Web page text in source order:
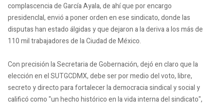
complascencia de García Ayala, de ahí que por encargo
presidencIal, envió a poner orden en ese sindicato, donde las
disputas han estado álgidas y que dejaron a la deriva a los más de
110 mil trabajadores de la Ciudad de México.
Con precisión la Secretaria de Gobernación, dejó en claro que la
elección en el SUTGCDMX, debe ser por medio del voto, libre,
secreto y directo para fortalecer la democracia sindical y social y
calificó como "un hecho histórico en la vida interna del sindicato",